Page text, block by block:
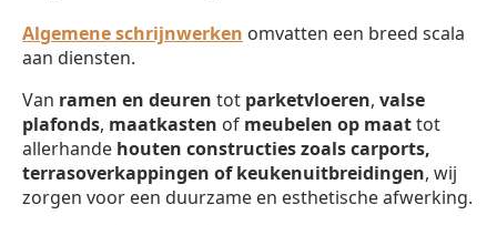
Algemene schrijnwerken omvatten een breed scala
aan diensten.
Van ramen en deuren tot parketvloeren, valse
plafonds, maatkasten of meubelen op maattot
allerhande houten constructies zoals carports,
terrasoverkappingen of keukenuitbreidingen, wij
zorgen voor een duurzame en esthetische afwerking.